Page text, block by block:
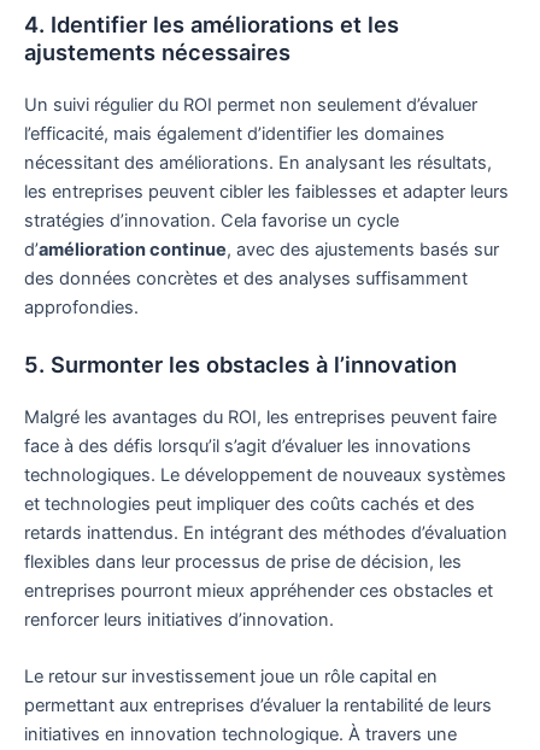
4. Identifier les améliorations et les
ajustements nécessaires
Un suivi régulier du ROI permet non seulement d’évaluer
l’efficacité, mais également d’identifier les domaines
nécessitant des améliorations. En analysant les résultats,
les entreprises peuvent cibler les faiblesses et adapter leurs
stratégies d’innovation. Cela favorise un cycle
d’amélioration continue, avec des ajustements basés sur
des données concrètes et des analyses suffisamment
approfondies.
5. Surmonter les obstacles à l’innovation
Malgré les avantages du ROI, les entreprises peuvent faire
face à des défis lorsqu’il s’agit d’évaluer les innovations
technologiques. Le développement de nouveaux systèmes
et technologies peut impliquer des coûts cachés et des
retards inattendus. En intégrant des méthodes d’évaluation
flexibles dans leur processus de prise de décision, les
entreprises pourront mieux appréhender ces obstacles et
renforcer leurs initiatives d’innovation.
Le retour sur investissement joue un rôle capital en
permettant aux entreprises d’évaluer la rentabilité de leurs
initiatives en innovation technologique. À travers une